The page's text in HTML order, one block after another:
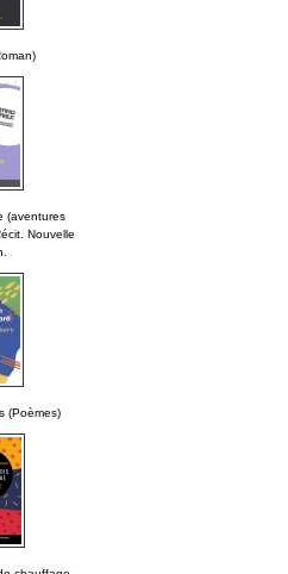
(aventures
Nouvelle
(Poèmes)